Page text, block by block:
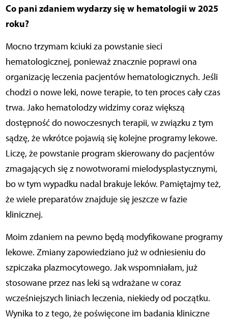
Co pani zdaniem wydarzy się w hematologii w 2025
roku?
Mocno trzymam kciuki za powstanie sieci
hematologicznej, ponieważ znacznie poprawi ona
organizację leczenia pacjentów hematologicznych. Jeśli
chodzi o nowe leki, nowe terapie, to ten proces cały czas
trwa. Jako hematolodzy widzimy coraz większą
dostępność do nowoczesnych terapii, w związku z tym
sądzę, że wkrótce pojawią się kolejne programy lekowe.
Liczę, że powstanie program skierowany do pacjentów
zmagających się z nowotworami mielodysplastycznymi,
bo w tym wypadku nadal brakuje leków. Pamiętajmy też,
że wiele preparatów znajduje się jeszcze w fazie
klinicznej.
Moim zdaniem na pewno będą modyfikowane programy
lekowe. Zmiany zapowiedziano już w odniesieniu do
szpiczaka plazmocytowego. Jak wspomniałam, już
stosowane przez nas leki są wdrażane w coraz
wcześniejszych liniach leczenia, niekiedy od początku.
Wynika to z tego, że poświęcone im badania kliniczne